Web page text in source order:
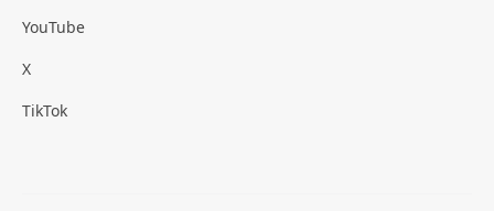
YouTube
X
TikTok